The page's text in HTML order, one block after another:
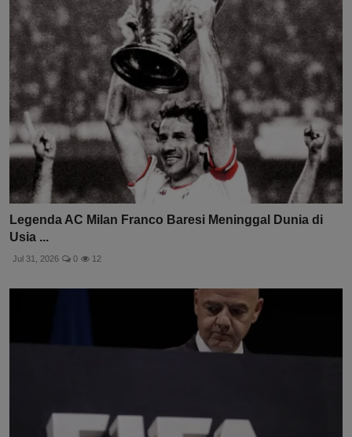
Legenda AC Milan Franco Baresi Meninggal Dunia di
Usia ...
Jul 31, 2026 0 12